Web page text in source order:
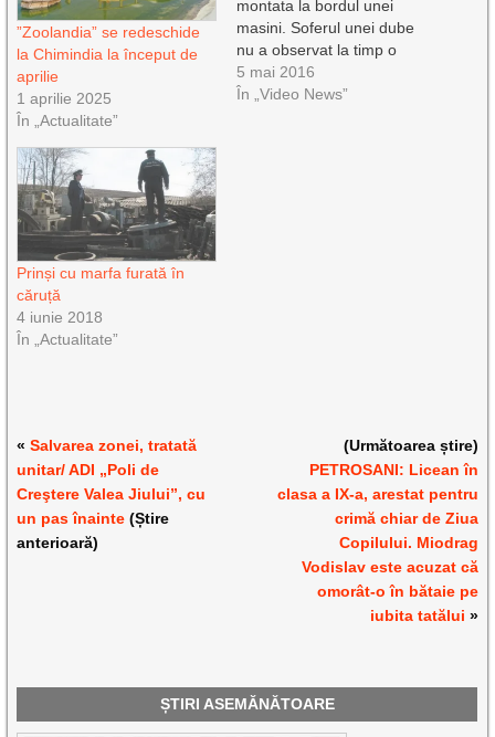
”Zoolandia” se redeschide
la Chimindia la început de
aprilie
1 aprilie 2025
În „Actualitate”
montata la bordul unei
masini. Soferul unei dube
nu a observat la timp o
caruta stationata pe
marginea unui drum din
5 mai 2016
În „Video News”
Prinși cu marfa furată în
căruță
4 iunie 2018
În „Actualitate”
«Salvarea zonei, tratată
unitar/ ADI „Poli de
Creştere Valea Jiului”, cu
un pas înainte (Știre
anterioară)
(Următoarea știre)
PETROSANI: Licean în
clasa a IX-a, arestat pentru
crimă chiar de Ziua
Copilului. Miodrag
Vodislav este acuzat că
omorât-o în bătaie pe
iubita tatălui »
ȘTIRI ASEMĂNĂTOARE